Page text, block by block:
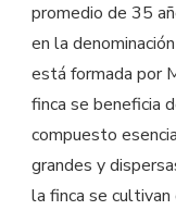
promedio de 35
en la
está formada por
finca se beneficia
compuesto
grandes y
la finca se cultivan